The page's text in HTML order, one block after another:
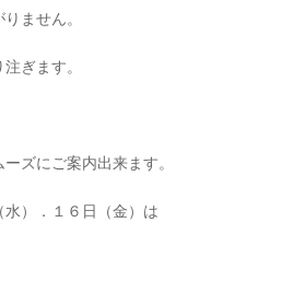
ません。
ぎます。
ズにご案内出来ます。
水）．１６日（金）は